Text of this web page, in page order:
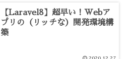
【Laravel8】超早い！Webア
プリの（リッチな）開発環境構
築